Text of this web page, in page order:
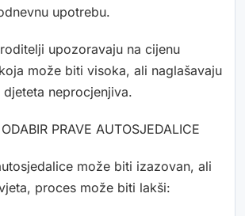
upotrebu.
upozoravaju na cijenu
može biti visoka, ali naglašavaju
neprocjenjiva.
PRAVE AUTOSJEDALICE
može biti izazovan, ali
proces može biti lakši: